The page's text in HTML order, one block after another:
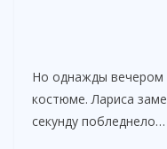
Но однажды вечером
костюме. Лариса
секунду побледнело…